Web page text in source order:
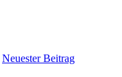
Neuester Beitrag